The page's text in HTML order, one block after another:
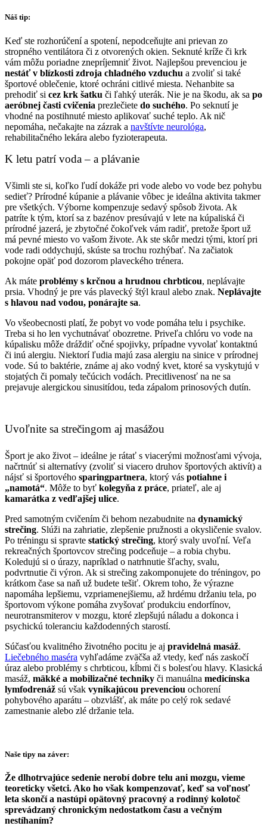
Náš tip:
Keď ste rozhorúčení a spotení, nepodceňujte ani prievan zo
stropného ventilátora či z otvorených okien. Seknuté kríže či krk
vám môžu poriadne znepríjemniť život. Najlepšou prevenciou je
nestáť v blízkosti zdroja chladného vzduchu a zvoliť si také
športové oblečenie, ktoré ochráni citlivé miesta. Nehanbite sa
prehodiť si cez krk šatku či ľahký uterák. Nie je na škodu, ak sa po
aeróbnej časti cvičenia prezlečiete do suchého. Po seknutí je
vhodné na postihnuté miesto aplikovať suché teplo. Ak nič
nepomáha, nečakajte na zázrak a navštívte neurológa,
rehabilitačného lekára alebo fyzioterapeuta.
K letu patrí voda – a plávanie
Všimli ste si, koľko ľudí dokáže pri vode alebo vo vode bez pohybu
sedieť? Prírodné kúpanie a plávanie vôbec je ideálna aktivita takmer
pre všetkých. Výborne kompenzuje sedavý spôsob života. Ak
patríte k tým, ktorí sa z bazénov presúvajú v lete na kúpaliská či
prírodné jazerá, je zbytočné čokoľvek vám radiť, pretože šport už
má pevné miesto vo vašom živote. Ak ste skôr medzi tými, ktorí pri
vode radi oddychujú, skúste sa trochu rozhýbať. Na začiatok
pokojne opäť pod dozorom plaveckého trénera.
Ak máte problémy s krčnou a hrudnou chrbticou, neplávajte
prsia. Vhodný je pre vás plavecký štýl kraul alebo znak. Neplávajte
s hlavou nad vodou, ponárajte sa.
Vo všeobecnosti platí, že pobyt vo vode pomáha telu i psychike.
Treba si ho len vychutnávať obozretne. Priveľa chlóru vo vode na
kúpalisku môže dráždiť očné spojivky, prípadne vyvolať kontaktnú
či inú alergiu. Niektorí ľudia majú zasa alergiu na sinice v prírodnej
vode. Sú to baktérie, známe aj ako vodný kvet, ktoré sa vyskytujú v
stojatých či pomaly tečúcich vodách. Precitlivenosť na ne sa
prejavuje alergickou sinusitídou, teda zápalom prinosových dutín.
Uvoľnite sa strečingom aj masážou
Šport je ako život – ideálne je rátať s viacerými možnosťami vývoja,
načrtnúť si alternatívy (zvoliť si viacero druhov športových aktivít) a
nájsť si športového sparingpartnera, ktorý vás potiahne i
„namotá“. Môže to byť kolegyňa z práce, priateľ, ale aj
kamarátka z vedľajšej ulice.
Pred samotným cvičením či behom nezabudnite na dynamický
strečing. Slúži na zahriatie, zlepšenie pružnosti a okysličenie svalov.
Po tréningu si spravte statický strečing, ktorý svaly uvoľní. Veľa
rekreačných športovcov strečing podceňuje – a robia chybu.
Koledujú si o úrazy, napríklad o natrhnutie šľachy, svalu,
podvrtnutie či výron. Ak si strečing zakomponujete do tréningov, po
krátkom čase sa naň už budete tešiť. Okrem toho, že výrazne
napomáha lepšiemu, vzpriamenejšiemu, až hrdému držaniu tela, po
športovom výkone pomáha zvyšovať produkciu endorfínov,
neurotransmiterov v mozgu, ktoré zlepšujú náladu a dokonca i
psychickú toleranciu každodenných starostí.
Súčasťou kvalitného životného pocitu je aj pravidelná masáž.
Liečebného maséra vyhľadáme zväčša až vtedy, keď nás zaskočí
úraz alebo problémy s chrbticou, kĺbmi či s bolesťou hlavy. Klasická
masáž, mäkké a mobilizačné techniky či manuálna medicínska
lymfodrenáž sú však vynikajúcou prevenciou ochorení
pohybového aparátu – obzvlášť, ak máte po celý rok sedavé
zamestnanie alebo zlé držanie tela.
Naše tipy na záver:
Že dlhotrvajúce sedenie nerobí dobre telu ani mozgu, vieme
teoreticky všetci. Ako ho však kompenzovať, keď sa voľnosť
leta skončí a nastúpi opätovný pracovný a rodinný kolotoč
sprevádzaný chronickým nedostatkom času a večným
nestíhaním?